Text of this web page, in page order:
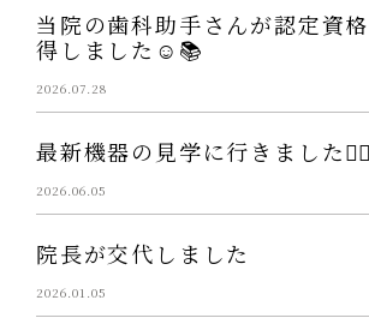
当院の歯科助手さんが認定資
得しました☺️📚
2026.07.28
最新機器の見学に行きました👩‍⚕️
2026.06.05
院長が交代しました
2026.01.05